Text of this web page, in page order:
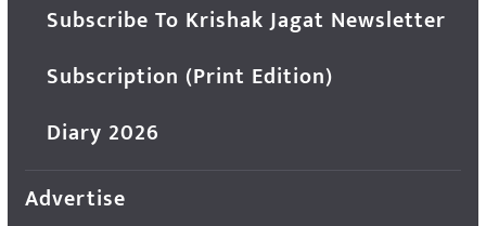
Subscribe To Krishak Jagat Newsletter
Subscription (Print Edition)
Diary 2026
Advertise